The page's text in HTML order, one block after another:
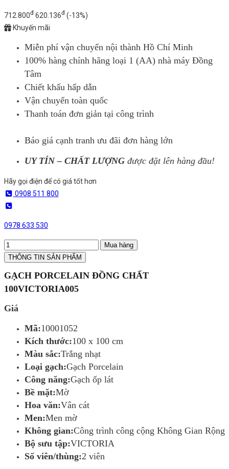
712.800đ 620.136đ (-13%)
Khuyến mãi
Miễn phí vận chuyển nội thành Hồ Chí Minh
100% hàng chính hãng loại 1 (AA) nhà máy Đồng
Tâm
Chiết khấu hấp dẫn
Vận chuyển toàn quốc
Thanh toán đơn giản tại công trình
Báo giá cạnh tranh ưu đãi đơn hàng lớn
UY TÍN – CHẤT LƯỢNG được đặt lên hàng đầu!
Hãy gọi điện để có giá tốt hơn
0908 511 800
0978 633 530
Mua hàng
THÔNG TIN SẢN PHẨM
GẠCH PORCELAIN ĐỒNG CHẤT
100VICTORIA005
Giá
Mã:10001052
Kích thước:100 x 100 cm
Màu sắc:Trắng nhạt
Loại gạch:Gạch Porcelain
Công năng:Gạch ốp lát
Bề mặt:Mờ
Hoa văn:Vân cát
Men:Men mờ
Không gian:Công trình công cộng Không Gian Rộng
Bộ sưu tập:VICTORIA
Số viên/thùng:2 viên